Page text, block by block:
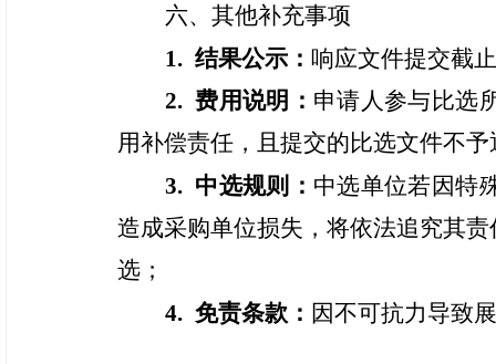
六、其他补充事项
1. 结果公示： 响应文件提交截
2. 费用说明： 申请人参与比选
用补偿责任，且提交的比选文件不予
3. 中选规则： 中选单位若因特
造成采购单位损失，将依法追究其
选；
4. 免责条款： 因不可抗力导致